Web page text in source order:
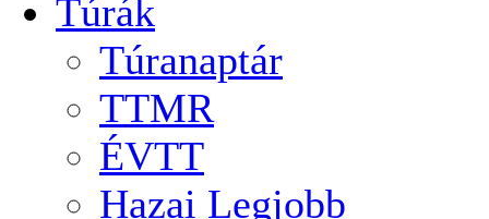
Túrák
Túranaptár
TTMR
ÉVTT
Hazai Legjobb